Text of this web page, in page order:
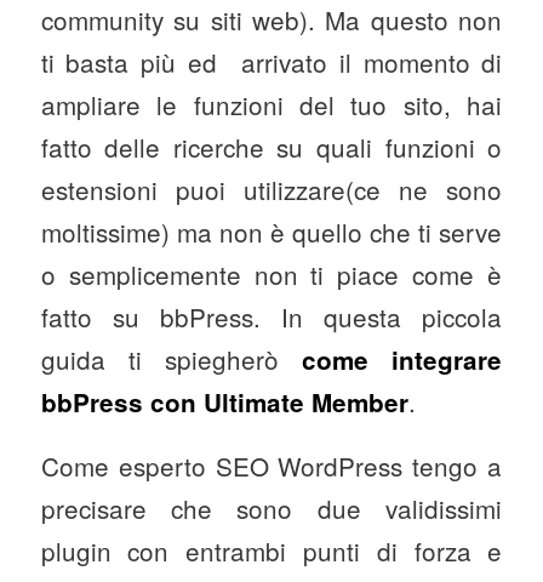
community su siti web). Ma questo non
ti basta più ed arrivato il momento di
ampliare le funzioni del tuo sito, hai
fatto delle ricerche su quali funzioni o
estensioni puoi utilizzare(ce ne sono
moltissime) ma non è quello che ti serve
o semplicemente non ti piace come è
fatto su bbPress. In questa piccola
guida ti spiegheròcome integrare
bbPress con Ultimate Member.
Come esperto SEO WordPress tengo a
precisare che sono due validissimi
plugin con entrambi punti di forza e